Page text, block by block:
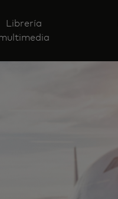
Librería